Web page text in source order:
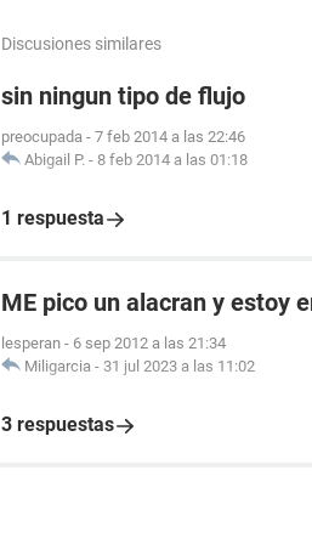
Discusiones similares
sin ningun tipo de flujo
preocupada - 7 feb 2014 a las 22:46
Abigail P. - 8 feb 2014 a las 01:18
1 respuesta
ME pico un alacran y estoy
lesperan - 6 sep 2012 a las 21:34
Miligarcia - 31 jul 2023 a las 11:02
3 respuestas